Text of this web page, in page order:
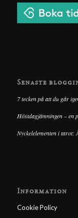
Senaste
7 tecken på att du går
Höstdagjämningen – en
Nyckelelementen i tarot:
Information
Cookie Policy